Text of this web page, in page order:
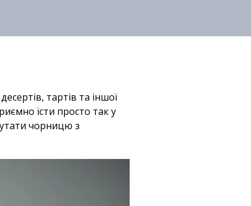
тартів та іншої
їсти просто так у
чорницю з